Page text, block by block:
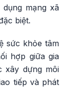
mạng xã
biệt.
sức khỏe tâm
hợp giữa gia
xây dựng môi
tiếp và phát